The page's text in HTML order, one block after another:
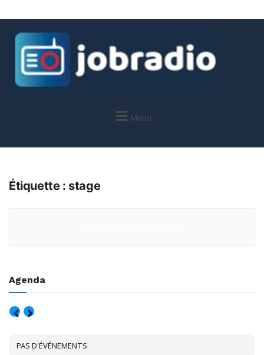
Menu
Étiquette : stage
Agenda
PAS D'ÉVÉNEMENTS